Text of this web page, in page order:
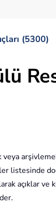
(5300)
açıklar ve